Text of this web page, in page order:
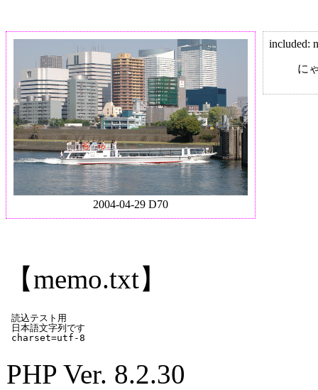
2004-04-29 D70
included:
に
【memo.txt】
読込テスト用
日本語文字列です
PHP Ver. 8.2.30